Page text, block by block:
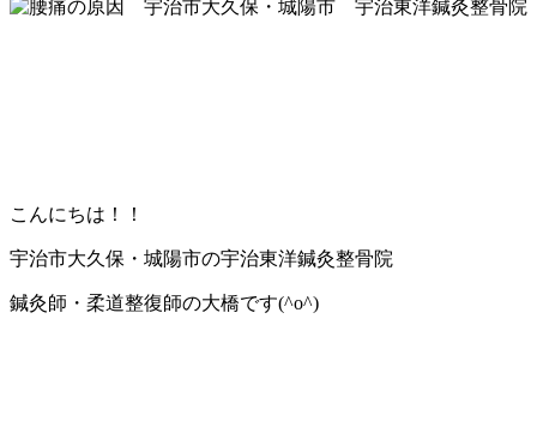
こんにちは！！
宇治市大久保・城陽市の宇治東洋鍼灸整骨院
鍼灸師・柔道整復師の大橋です(^o^)